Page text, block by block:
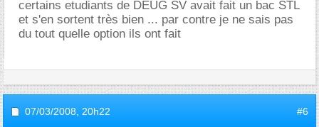
certains etudiants de DEUG SV avait fait un bac STL
et s'en sortent très bien ... par contre je ne sais pas
du tout quelle option ils ont fait
07/03/2008, 20h22 #6